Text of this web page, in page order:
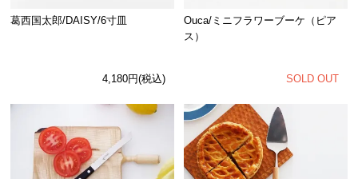
葛西国太郎/DAISY/6寸皿
4,180円(税込)
Ouca/ミニフラワーブーケ（ピア
ス）
SOLD OUT